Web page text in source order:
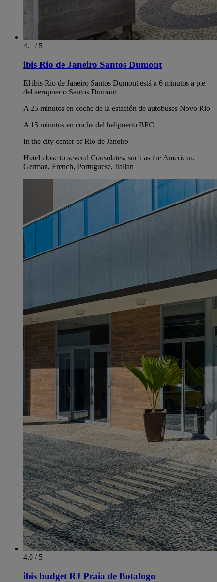
4.1 / 5
ibis Rio de Janeiro Santos Dumont
El ibis Rio de Janeiro Santos Dumont está a 6 minutos a pie
del aeropuerto Santos Dumont.
A 25 minutos en coche de la estación de autobuses Novo Rio
A 15 minutos en coche del helipuerto BPC
In the city center of Rio de Janeiro
Hotel close to several Consulates, such as the American,
German, French, Portuguese, Italian
4.0 / 5
ibis budget RJ Praia de Botafogo